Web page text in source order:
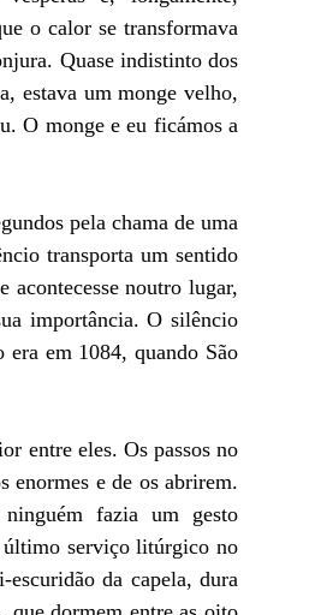
o calor se transformava
Quase indistinto dos
estava um monge velho,
O monge e eu ficámos a
pela chama de uma
transporta um sentido
noutro lugar,
importância. O silêncio
em 1084, quando São
entre eles. Os passos no
enormes e de os abrirem.
fazia um gesto
último serviço litúrgico no
da capela, dura